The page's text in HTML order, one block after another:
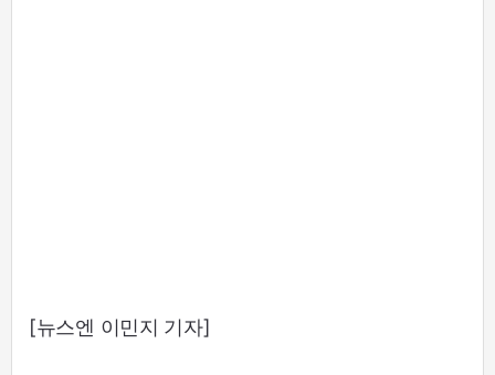
[뉴스엔 이민지 기자]